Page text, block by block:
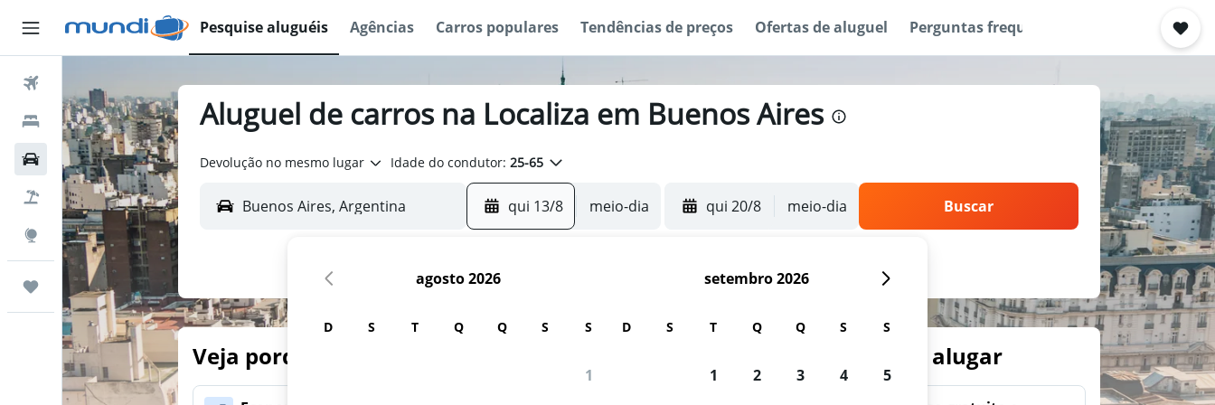
Pesquise aluguéis Agências Carros populares Tendências de preços Ofertas de aluguel Perguntas frequentes
Hospedagens
Carros
Pacotes
Explore
Trips
Aluguel de carros na Localiza em Buenos Aires
Devolução no mesmo lugar Idade do condutor: 25-65
qui 13/8 meio-dia qui 20/8 meio-dia Buscar
Veja porque nossos usuários usam o Mundi para buscar carros para alugar
agosto 2026
D S T Q Q S S
1
setembro 2026
D S T Q Q S S
1 2 3 4 5